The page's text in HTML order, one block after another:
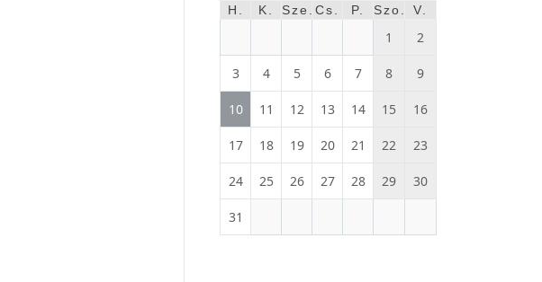
H.
K. Sze. Cs. P. Szo. V.
1 2
3 4 5 6 7 8 9
10 11 12 13 14 15 16
17 18 19 20 21 22 23
24 25 26 27 28 29 30
31